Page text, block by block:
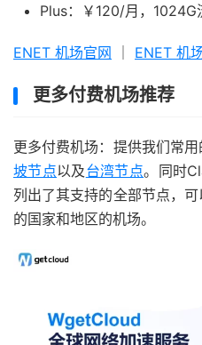
Plus：￥120/月，1024G
ENET 机场官网 ENET 机
更多付费机场推荐
更多付费机场：提供我们常用
坡节点以及台湾节点。同时
列出了其支持的全部节点，
的国家和地区的机场。